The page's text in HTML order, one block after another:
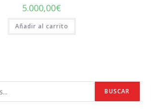
5.000,00€
Añadir al carrito
BUSCAR